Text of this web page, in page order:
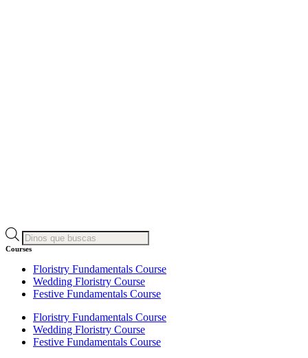
Products
search
Courses
Floristry Fundamentals Course
Wedding Floristry Course
Festive Fundamentals Course
Floristry Fundamentals Course
Wedding Floristry Course
Festive Fundamentals Course